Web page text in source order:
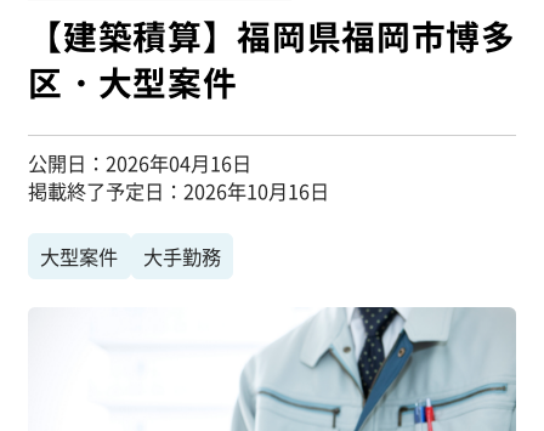
【建築積算】福岡県福岡市博多
区・大型案件
公開日
2026年04月16日
掲載終了予定日
2026年10月16日
大型案件 大手勤務